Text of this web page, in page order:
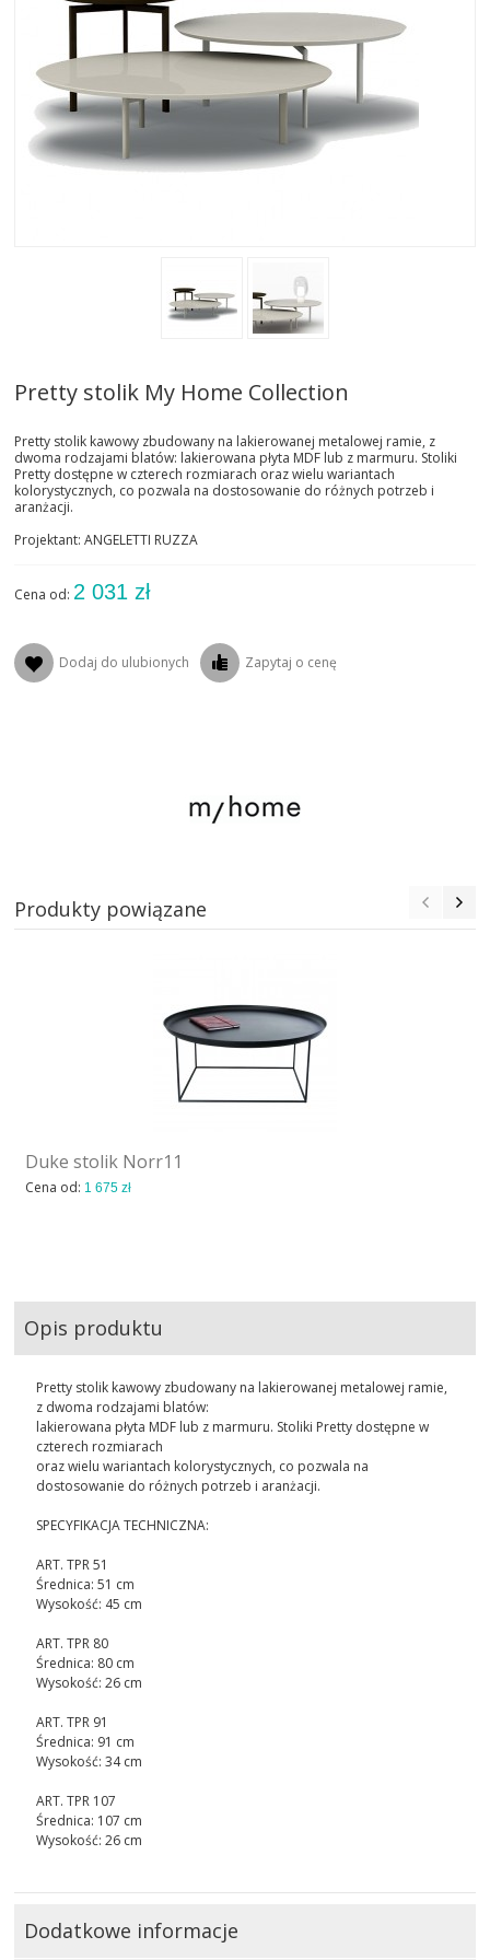
AKTUALNOSCI
STREFA-PROJEKTANTA
REALIZACJE
Pretty stolik My Home Collection
Pretty stolik kawowy zbudowany na lakierowanej metalowej ramie, z
dwoma rodzajami blatów: lakierowana płyta MDF lub z marmuru. Stoliki
Pretty dostępne w czterech rozmiarach oraz wielu wariantach
kolorystycznych, co pozwala na dostosowanie do różnych potrzeb i
aranżacji.
Projektant: ANGELETTI RUZZA
Cena od: 2 031 zł
Dodaj do ulubionych Zapytaj o cenę
Produkty powiązane
Duke stolik Norr11
Cena od: 1 675 zł
Opis produktu
Pretty stolik kawowy zbudowany na lakierowanej metalowej ramie,
z dwoma rodzajami blatów:
lakierowana płyta MDF lub z marmuru. Stoliki Pretty dostępne w
czterech rozmiarach
oraz wielu wariantach kolorystycznych, co pozwala na
dostosowanie do różnych potrzeb i aranżacji.
SPECYFIKACJA TECHNICZNA:
ART. TPR 51
Średnica: 51 cm
Wysokość: 45 cm
ART. TPR 80
Średnica: 80 cm
Wysokość: 26 cm
ART. TPR 91
Średnica: 91 cm
Wysokość: 34 cm
ART. TPR 107
Średnica: 107 cm
Wysokość: 26 cm
Dodatkowe informacje